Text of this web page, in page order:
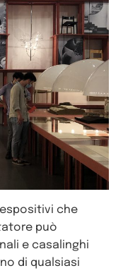
che
può
e casalinghi
di qualsiasi